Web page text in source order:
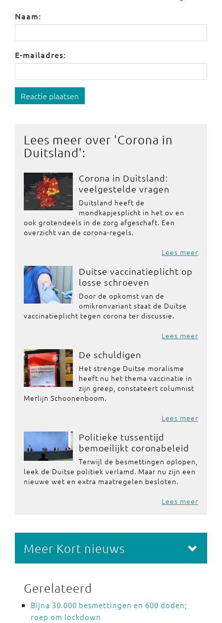
Naam:
E-mailadres:
Reactie plaatsen
Lees meer over 'Corona in
Duitsland':
Corona in Duitsland:
veelgestelde vragen
Duitsland heeft de
mondkapjesplicht in het ov en
ook grotendeels in de zorg afgeschaft. Een
overzicht van de corona-regels.
Lees meer
Duitse vaccinatieplicht op
losse schroeven
Door de opkomst van de
omikronvariant staat de Duitse
vaccinatieplicht tegen corona ter discussie.
Lees meer
De schuldigen
Het strenge Duitse moralisme
heeft nu het thema vaccinatie in
zijn greep, constateert columnist
Merlijn Schoonenboom.
Lees meer
Politieke tussentijd
bemoeilijkt coronabeleid
Terwijl de besmettingen oplopen,
leek de Duitse politiek verlamd. Maar nu zijn een
nieuwe wet en extra maatregelen besloten.
Lees meer
Meer Kort nieuws
Gerelateerd
Bijna 30.000 besmettingen en 600 doden;
roep om lockdown